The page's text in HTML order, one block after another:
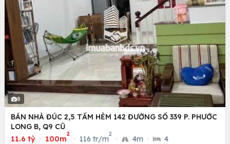
8
BÁN NHÀ ĐÚC 2,5 TẤM HẺM 142 ĐƯỜNG SỐ 339 P. PHƯỚC
LONG B, Q9 CŨ
11.6 tỷ · 100m
2
· 116 tr/m
2
· 4m · 4